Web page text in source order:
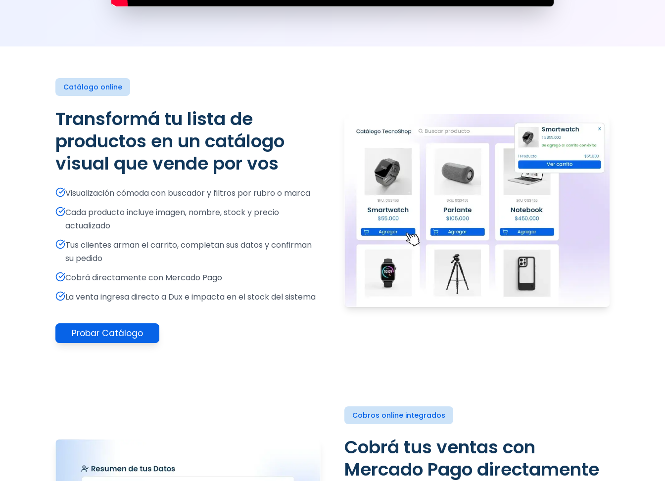
Catálogo online
Transformá tu lista de
productos en un catálogo
visual que vende por vos
Visualización cómoda con buscador y filtros por rubro o marca
Cada producto incluye imagen, nombre, stock y precio
actualizado
Tus clientes arman el carrito, completan sus datos y confirman
su pedido
Cobrá directamente con Mercado Pago
La venta ingresa directo a Dux e impacta en el stock del sistema
Probar Catálogo
Cobros online integrados
Cobrá tus ventas con
Mercado Pago directamente